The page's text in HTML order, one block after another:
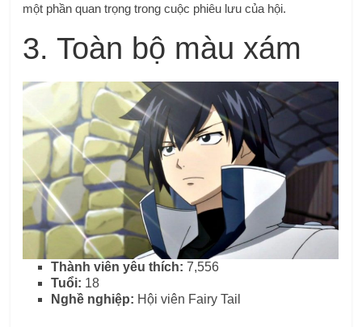
một phần quan trọng trong cuộc phiêu lưu của hội.
3. Toàn bộ màu xám
Thành viên yêu thích: 7,556
Tuổi: 18
Nghề nghiệp: Hội viên Fairy Tail